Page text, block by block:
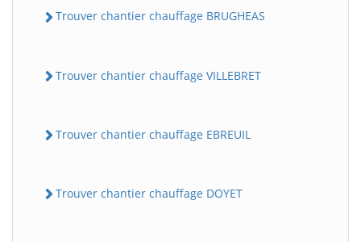
Trouver chantier chauffage BRUGHEAS
Trouver chantier chauffage VILLEBRET
Trouver chantier chauffage EBREUIL
Trouver chantier chauffage DOYET